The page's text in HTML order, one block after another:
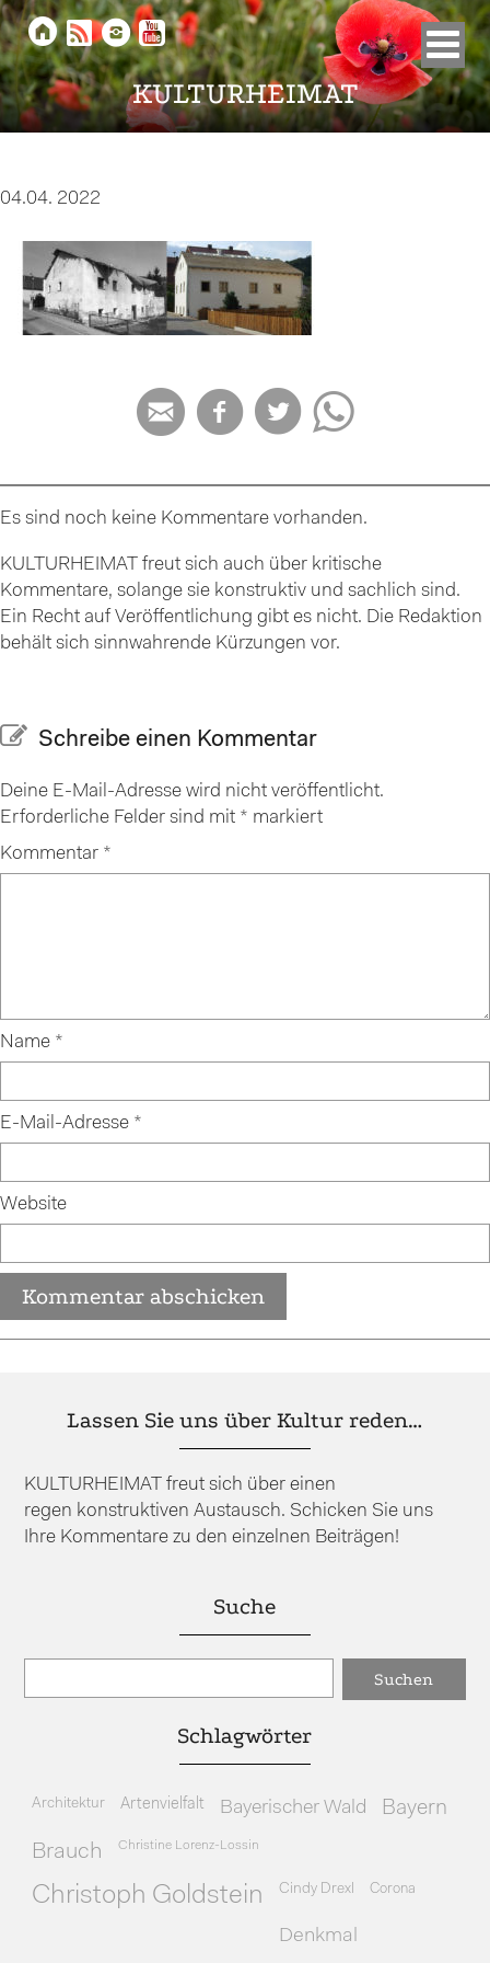
KULTURHEIMAT
    
04.04. 2022
   
Es sind noch keine Kommentare vorhanden.
KULTURHEIMAT freut sich auch über kritische
Kommentare, solange sie konstruktiv und sachlich sind.
Ein Recht auf Veröffentlichung gibt es nicht. Die Redaktion
behält sich sinnwahrende Kürzungen vor.
Schreibe einen Kommentar
Deine E-Mail-Adresse wird nicht veröffentlicht.
Erforderliche Felder sind mit * markiert
Kommentar *
Name *
E-Mail-Adresse *
Website
Lassen Sie uns über Kultur reden…
KULTURHEIMAT freut sich über einen
regen konstruktiven Austausch. Schicken Sie uns
Ihre Kommentare zu den einzelnen Beiträgen!
Suche
Schlagwörter
Architektur Artenvielfalt Bayerischer Wald Bayern
Brauch Christine Lorenz-Lossin
Christoph Goldstein Cindy Drexl Corona
Denkmal